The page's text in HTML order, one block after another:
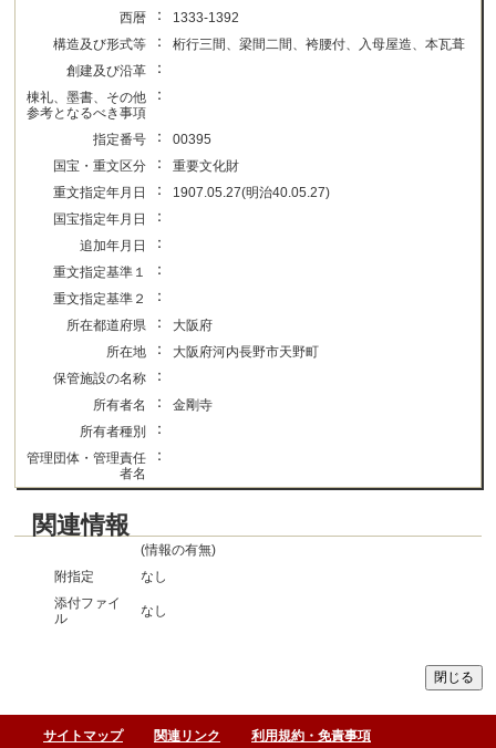
西暦
：
1333-1392
構造及び形式等
：
桁行三間、梁間二間、袴腰付、入母屋造、本瓦葺
創建及び沿革
：
棟礼、墨書、その他
参考となるべき事項
：
指定番号 ：
00395
国宝・重文区分
：
重要文化財
重文指定年月日
：
1907.05.27(明治40.05.27)
国宝指定年月日
：
追加年月日 ：
重文指定基準１ ：
重文指定基準２ ：
所在都道府県 ：
大阪府
所在地
：
大阪府河内長野市天野町
保管施設の名称
：
所有者名 ：
金剛寺
所有者種別
：
管理団体・管理責任
者名
：
関連情報
(情報の有無)
附指定
なし
添付ファイ
ル
なし
サイトマップ 関連リンク 利用規約・免責事項